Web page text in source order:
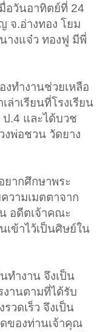
อวันอาทิตย์ที่ 24
จ.อ่างทอง โยม
างแจ๋ว ทองฟู มีพี่
ทำงานช่วยเหลือ
ล่าเรียนที่โรงเรียน
.4 และได้บวช
พ่อชวน วัดยาง
ยากศึกษาพระ
วามเมตตาจาก
อดีตเจ้าคณะ
เข้าไว้เป็นศิษย์ใน
ำงาน จึงเป็น
านตามที่ได้รับ
วดเร็ว จึงเป็น
ของท่านเจ้าคุณ